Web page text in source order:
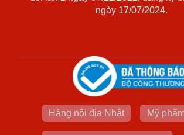
ngày 17/07/2024.
Hàng nội địa Nhật Mỹ